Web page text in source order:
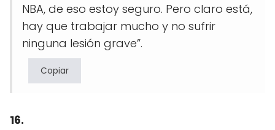
NBA, de eso estoy seguro. Pero claro está,
hay que trabajar mucho y no sufrir
ninguna lesión grave”.
Copiar
16.